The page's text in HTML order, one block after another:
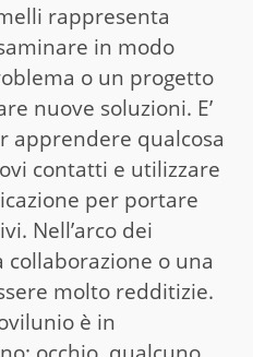
rappresenta
in modo
o un progetto
nuove soluzioni. E’
apprendere qualcosa
contatti e utilizzare
per portare
Nell’arco dei
o una
molto redditizie.
è in